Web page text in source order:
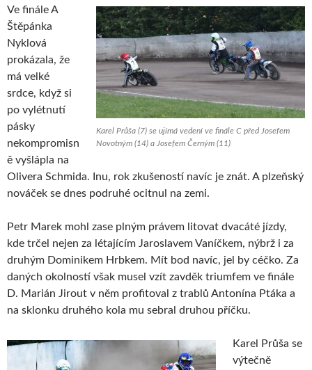
Karel Průša (7) se ujímá vedení ve finále C před Josefem
Novotným (14) a Josefem Černým (11)
Ve finále A
Štěpánka
Nyklová
prokázala, že
má velké
srdce, když si
po vylétnutí
pásky
nekompromisn
ě vyšlápla na
Olivera Schmida. Inu, rok zkušeností navíc je znát. A plzeňský
nováček se dnes podruhé ocitnul na zemi.
Petr Marek mohl zase plným právem litovat dvacáté jízdy,
kde trčel nejen za létajícím Jaroslavem Vaníčkem, nýbrž i za
druhým Dominikem Hrbkem. Mít bod navíc, jel by céčko. Za
daných okolností však musel vzít zavděk triumfem ve finále
D. Marián Jirout v něm profitoval z trablů Antonína Ptáka a
na sklonku druhého kola mu sebral druhou příčku.
Karel Průša se
výtečně